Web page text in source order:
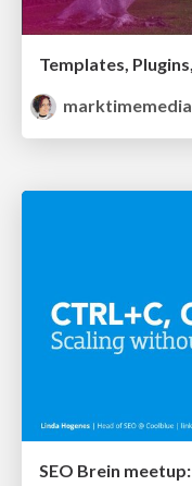
marktimemedia